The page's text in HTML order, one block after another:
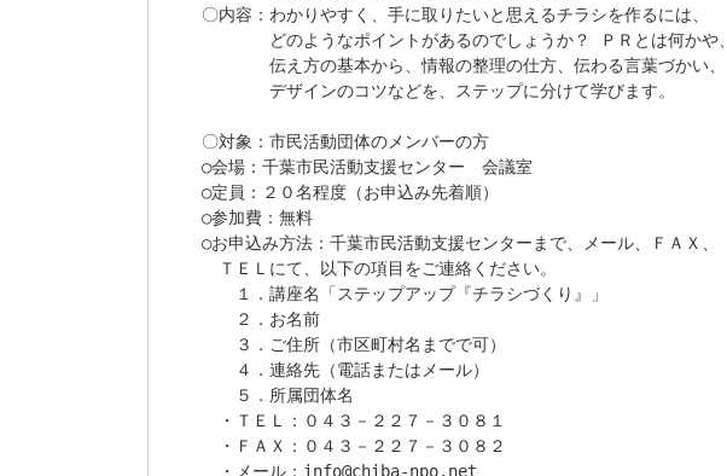
〇内容：わかりやすく、手に取りたいと思えるチラシを作るには、
どのようなポイントがあるのでしょうか？ ＰＲとは何かや、
伝え方の基本から、情報の整理の仕方、伝わる言葉づかい、
デザインのコツなどを、ステップに分けて学びます。
〇対象：市民活動団体のメンバーの方
○会場：千葉市民活動支援センター　会議室
○定員：２０名程度（お申込み先着順）
○参加費：無料
○お申込み方法：千葉市民活動支援センターまで、メール、ＦＡＸ、
ＴＥＬにて、以下の項目をご連絡ください。
１．講座名「ステップアップ『チラシづくり』」
２．お名前
３．ご住所（市区町村名までで可）
４．連絡先（電話またはメール）
５．所属団体名
・ＴＥＬ：０４３－２２７－３０８１
・ＦＡＸ：０４３－２２７－３０８２